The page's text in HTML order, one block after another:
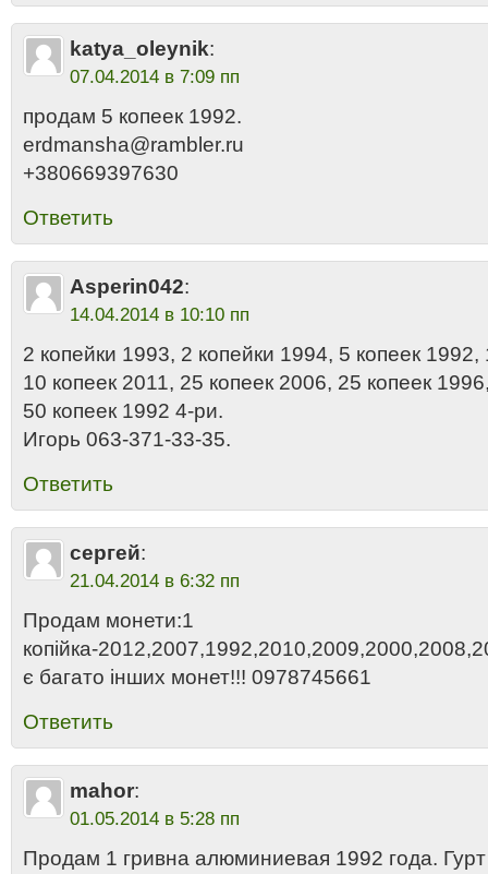
katya_oleynik:
07.04.2014 в 7:09 пп
продам 5 копеек 1992.
erdmansha@rambler.ru
+380669397630
Ответить
Asperin042:
14.04.2014 в 10:10 пп
2 копейки 1993, 2 копейки 1994, 5 копеек
10 копеек 2011, 25 копеек 2006, 25 копеек
50 копеек 1992 4-ри.
Игорь 063-371-33-35.
Ответить
сергей:
21.04.2014 в 6:32 пп
Продам монети:1
копійка-
є багато інших монет!!! 0978745661
Ответить
mahor:
01.05.2014 в 5:28 пп
Продам 1 гривна алюминиевая 1992 года.